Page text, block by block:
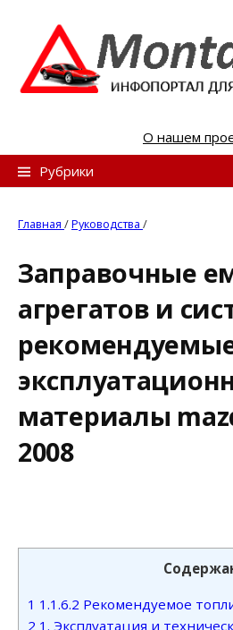
n
О нашем
Рубрики
Главная /Руководства /
Заправочные
агрегатов и
материалы
2008
1 1.1.6.2 Рекомендуемое
2 1. Эксплуатация и